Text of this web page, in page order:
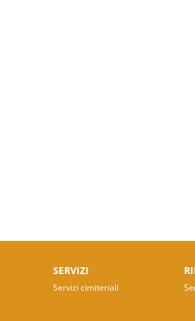
SERVIZI
Servizi cimiteriali